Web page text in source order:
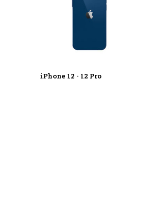
iPhone 12 - 12 Pro